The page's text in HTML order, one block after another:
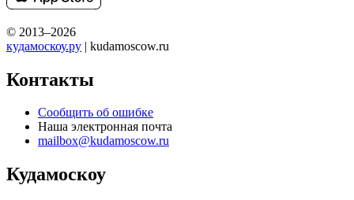
© 2013–2026
кудамоскоу.ру | kudamoscow.ru
Контакты
Сообщить об ошибке
Наша электронная почта
mailbox@kudamoscow.ru
Кудамоскоу